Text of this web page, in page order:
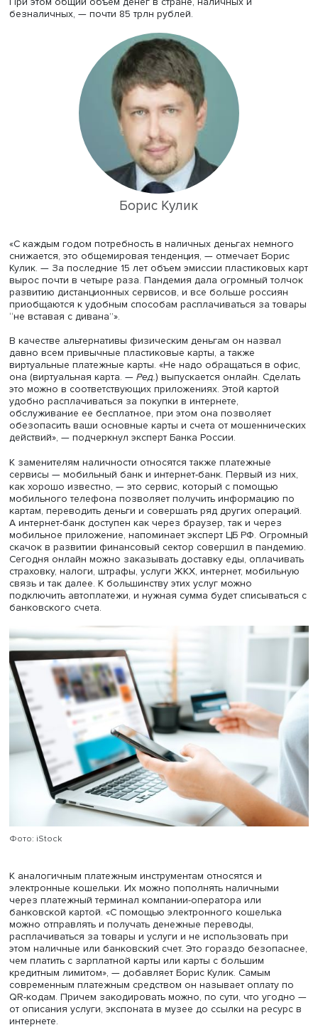
О том, какую роль цифровой рубль будет играть в
системе нашей страны, рассказал начальник отдела
финансового просвещения ГУ Банка России по
федеральному округу Борис Кулик. Он напомнил, что
России в ходу находится примерно 16,5 трлн рублей
денежных средств: 99% — это банкноты и всего 1% —
При этом общий объем денег в стране, наличных и
безналичных, — почти 85 трлн рублей.
«С каждым годом потребность в наличных деньгах
снижается, это общемировая тенденция, — отмечает
Кулик. — За последние 15 лет объем эмиссии
вырос почти в четыре раза. Пандемия дала огромный
развитию дистанционных сервисов, и все больше
приобщаются к удобным способам расплачиваться за
В качестве альтернативы физическим деньгам он
давно всем привычные пластиковые карты, а также
виртуальные платежные карты. «Не надо обращаться в
она (виртуальная карта. —Ред.) выпускается онлайн.
это можно в соответствующих приложениях. Этой
удобно расплачиваться за покупки в интернете,
обслуживание ее бесплатное, при этом она позволяет
обезопасить ваши основные карты и счета от
действий», — подчеркнул эксперт Банка России.
сервисы — мобильный банк и интернет-банк. Первый
как хорошо известно, — это сервис, который с
мобильного телефона позволяет получить
картам, переводить деньги и совершать ряд других
А интернет-банк доступен как через браузер, так и
мобильное приложение, напоминает эксперт ЦБ РФ.
скачок в развитии финансовый сектор совершил в
Сегодня онлайн можно заказывать доставку еды,
страховку, налоги, штрафы, услуги ЖКХ, интернет,
связь и так далее. К большинству этих услуг можно
подключить автоплатежи, и нужная сумма будет
банковского счета.